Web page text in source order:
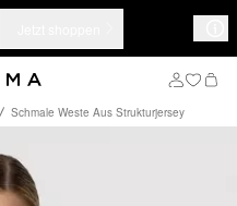
Schmale Weste Aus Strukturjersey